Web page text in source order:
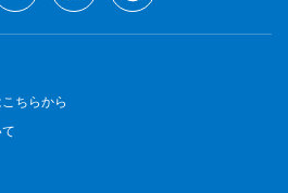
ちらから